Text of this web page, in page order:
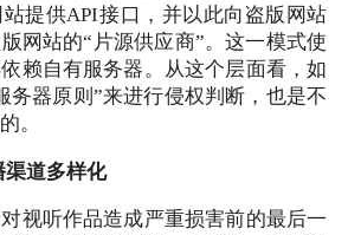
提供API接口，并以此向盗版网站
网站的“片源供应商”。这一模式使
赖自有服务器。从这个层面看，如
务器原则”来进行侵权判断，也是不
。
道多样化
听作品造成严重损害前的最后一